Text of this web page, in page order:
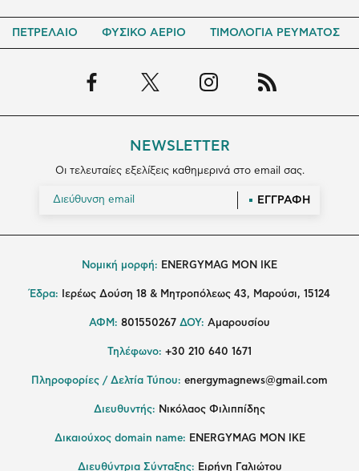
ΠΕΤΡΕΛΑΙΟ ΦΥΣΙΚΟ ΑΕΡΙΟ ΤΙΜΟΛΟΓΙΑ ΡΕΥΜΑΤΟΣ
NEWSLETTER
Οι τελευταίες εξελίξεις καθημερινά στο email σας.
ΕΓΓΡΑΦΗ
Νομική μορφή: ENERGYMAG MON IKE
Έδρα: Ιερέως Δούση 18 & Μητροπόλεως 43, Μαρούσι, 15124
ΑΦΜ: 801550267 ΔΟΥ: Αμαρουσίου
Τηλέφωνο: +30 210 640 1671
Πληροφορίες / Δελτία Τύπου: energymagnews@gmail.com
Διευθυντής: Νικόλαος Φιλιππίδης
Δικαιούχος domain name: ENERGYMAG ΜΟΝ ΙΚΕ
Διευθύντρια Σύνταξης: Ειρήνη Γαλιώτου